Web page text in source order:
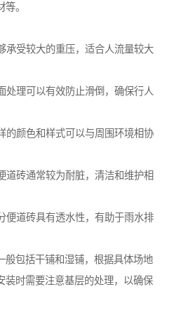
。
承受较大的重压，适合人流量较大
处理可以有效防止滑倒，确保行人
的颜色和样式可以与周围环境相协
砖通常较为耐脏，清洁和维护相
便道砖具有透水性，有助于雨水排
般包括干铺和湿铺，根据具体场地
装时需要注意基层的处理，以确保